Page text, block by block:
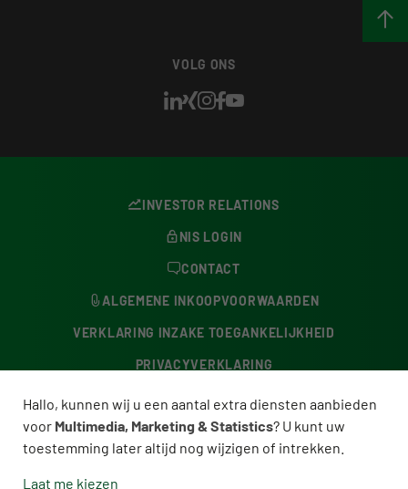
VOLG ONS
INVESTOR RELATIONS
NIS LOGIN
CONTACT
ALGEMENE INKOOPVOORWAARDEN
VERKLARING INZAKE TOEGANKELIJKHEID
PRIVACYVERKLARING
KLACHTENBUREAU
COOKIE-INSTELLINGEN
COLOFON
Hallo, kunnen wij u een aantal extra diensten aanbieden
voor Multimedia, Marketing & Statistics? U kunt uw
toestemming later altijd nog wijzigen of intrekken.
Laat me kiezen